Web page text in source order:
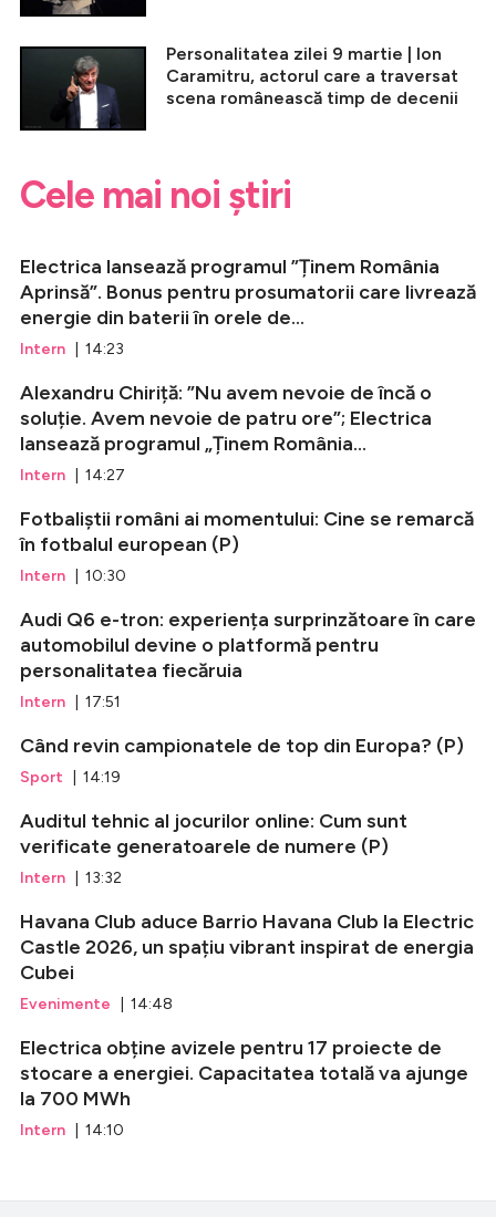
Personalitatea zilei 9 martie | Ion
Caramitru, actorul care a traversat
scena românească timp de decenii
Cele mai noi știri
Electrica lansează programul ”Ținem România
Aprinsă”. Bonus pentru prosumatorii care livrează
energie din baterii în orele de...
Intern | 14:23
Alexandru Chiriță: ”Nu avem nevoie de încă o
soluție. Avem nevoie de patru ore”; Electrica
lansează programul „Ținem România...
Intern | 14:27
Fotbaliștii români ai momentului: Cine se remarcă
în fotbalul european (P)
Intern | 10:30
Audi Q6 e-tron: experiența surprinzătoare în care
automobilul devine o platformă pentru
personalitatea fiecăruia
Intern | 17:51
Când revin campionatele de top din Europa? (P)
Sport | 14:19
Auditul tehnic al jocurilor online: Cum sunt
verificate generatoarele de numere (P)
Intern | 13:32
Havana Club aduce Barrio Havana Club la Electric
Castle 2026, un spațiu vibrant inspirat de energia
Cubei
Evenimente | 14:48
Electrica obține avizele pentru 17 proiecte de
stocare a energiei. Capacitatea totală va ajunge
la 700 MWh
Intern | 14:10